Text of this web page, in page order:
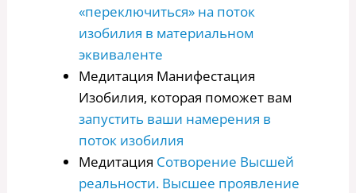
«переключиться» на поток
изобилия в материальном
эквиваленте
Медитация Манифестация
Изобилия, которая поможет вам
запустить ваши намерения в
поток изобилия
Медитация Сотворение Высшей
реальности. Высшее проявление